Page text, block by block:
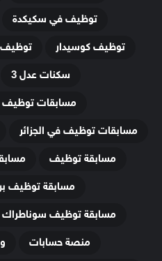
توظيف في سكيكدة
توظيف كوسيدار
سكنات عدل 3
مسابقات توظيف
مسابقات توظيف في الجزائر
مسابقة توظيف
مسابقة توظيف بريد
مسابقة توظيف سوناطراك
منصة حسابات